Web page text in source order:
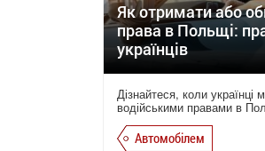
Як отримати або
права в Польщі:
українців
Дізнайтеся, коли українці
водійськими правами в
Автомобілем